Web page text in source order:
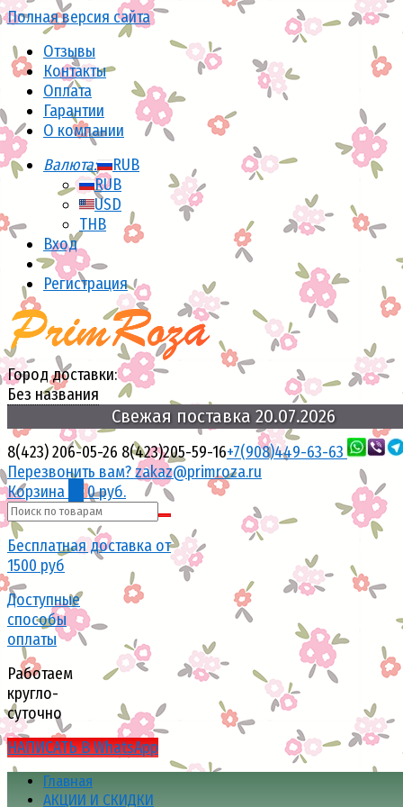
Полная версия сайта
Отзывы
Контакты
Оплата
Гарантии
О компании
Валюта:
RUB
RUB
USD
THB
Вход
Регистрация
Город доставки:
Без названия
Свежая поставка 20.07.2026
8(423) 206-05-26 8(423)205-59-16+7(908)449-63-63
Перезвонить вам?zakaz@primroza.ru
Корзина
0 руб.
Бесплатная доставка от
1500 руб
Доступные
способы
оплаты
Работаем
кругло-
суточно
НАПИСАТЬ В WhatsApp
Главная
АКЦИИ И СКИДКИ